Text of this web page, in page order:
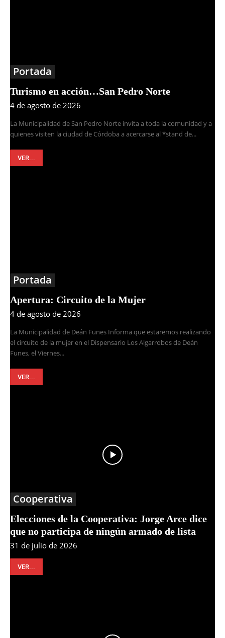
Portada
Turismo en acción…San Pedro Norte
4 de agosto de 2026
La Municipalidad de San Pedro Norte invita a toda la comunidad y a
quienes visiten la ciudad de Córdoba a acercarse al *stand de...
VER...
Portada
Apertura: Circuito de la Mujer
4 de agosto de 2026
La Municipalidad de Deán Funes Informa que estaremos realizando
el circuito de la mujer en el Dispensario Los Algarrobos de Deán
Funes, el Viernes...
VER...
Cooperativa
Elecciones de la Cooperativa: Jorge Arce dice
que no participa de ningún armado de lista
31 de julio de 2026
VER...